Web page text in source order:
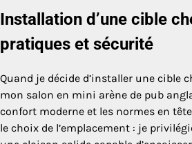
Installation d’une cible
pratiques et sécurité
Quand je décide d’installer une cible
mon salon en mini arène de pub
confort moderne et les normes en
le choix de l’emplacement : je